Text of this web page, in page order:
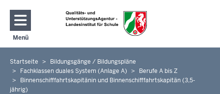
Direkt zum Inhalt
Menü
Navigation aktivieren/deaktivieren: Hauptmenü
Sie
befinden
sich
Startseite
Bildungsgänge / Bildungspläne
Fachklassen duales System (Anlage A)
Berufe A bis Z
Binnenschifffahrtskapitänin und Binnenschifffahrtskapitän (3,5-
jährig)